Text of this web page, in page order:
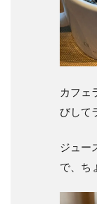
カフェ
びして
ジュー
で、ち